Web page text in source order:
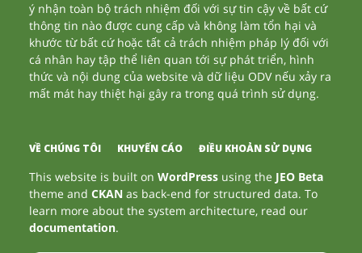
ý nhận toàn bộ trách nhiệm đối với sự tin cậy về bất cứ
thông tin nào được cung cấp và không làm tổn hại và
khước từ bất cứ hoặc tất cả trách nhiệm pháp lý đối với
cá nhân hay tập thể liên quan tới sự phát triển, hình
thức và nội dung của website và dữ liệu ODV nếu xảy ra
mất mát hay thiệt hại gây ra trong quá trình sử dụng.
VỀ CHÚNG TÔI KHUYẾN CÁO ĐIỀU KHOẢN SỬ DỤNG
This website is built onWordPress using the JEO Beta
theme andCKAN as back-end for structured data. To
learn more about the system architecture, read our
documentation.